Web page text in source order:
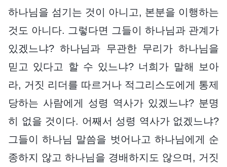
하나님을 섬기는 것이 아니고, 본분을 이행하는
것도 아니다. 그렇다면 그들이 하나님과 관계가
있겠느냐? 하나님과 무관한 무리가 하나님을
믿고 있다고 할 수 있느냐? 너희가 말해 보아
라, 거짓 리더를 따르거나 적그리스도에게 통제
당하는 사람에게 성령 역사가 있겠느냐? 분명
히 없을 것이다. 어째서 성령 역사가 없겠느냐?
그들이 하나님 말씀을 벗어나고 하나님에게 순
종하지 않고 하나님을 경배하지도 않으며, 거짓